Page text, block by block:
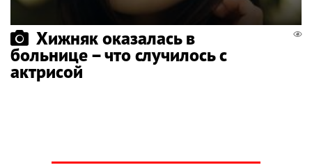
Хижняк оказалась в
больнице – что случилось с
актрисой